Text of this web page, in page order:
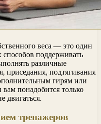
веса — это один
поддерживать
различные
приседания, подтягивания
гирям или
понадобится только
двигаться.
тренажеров